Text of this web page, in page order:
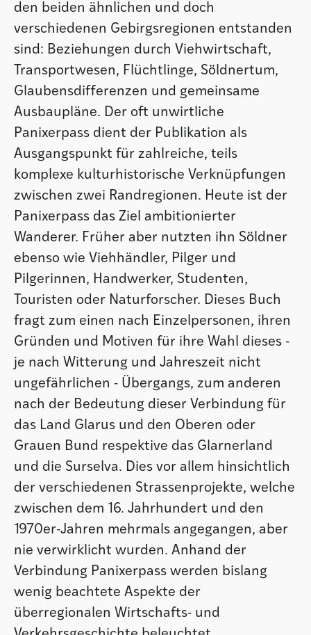
den beiden ähnlichen und doch
verschiedenen Gebirgsregionen entstanden
sind: Beziehungen durch Viehwirtschaft,
Transportwesen, Flüchtlinge, Söldnertum,
Glaubensdifferenzen und gemeinsame
Ausbaupläne. Der oft unwirtliche
Panixerpass dient der Publikation als
Ausgangspunkt für zahlreiche, teils
komplexe kulturhistorische Verknüpfungen
zwischen zwei Randregionen. Heute ist der
Panixerpass das Ziel ambitionierter
Wanderer. Früher aber nutzten ihn Söldner
ebenso wie Viehhändler, Pilger und
Pilgerinnen, Handwerker, Studenten,
Touristen oder Naturforscher. Dieses Buch
fragt zum einen nach Einzelpersonen, ihren
Gründen und Motiven für ihre Wahl dieses -
je nach Witterung und Jahreszeit nicht
ungefährlichen - Übergangs, zum anderen
nach der Bedeutung dieser Verbindung für
das Land Glarus und den Oberen oder
Grauen Bund respektive das Glarnerland
und die Surselva. Dies vor allem hinsichtlich
der verschiedenen Strassenprojekte, welche
zwischen dem 16. Jahrhundert und den
1970er-Jahren mehrmals angegangen, aber
nie verwirklicht wurden. Anhand der
Verbindung Panixerpass werden bislang
wenig beachtete Aspekte der
überregionalen Wirtschafts- und